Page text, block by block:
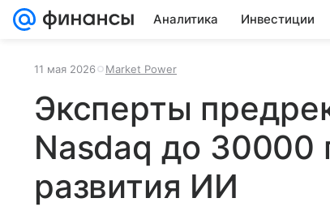
Аналитика Инвестиции
11 мая 2026 Market Power
Эксперты
Nasdaq до 30000
развития ИИ